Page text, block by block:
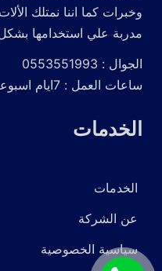
وخبرات كما اننا نمتلك
مدربة علي استخدامها
الجوال : 0553551993
ساعات العمل : 7ايام اسبوعيا / 24 ساعة يوميا
الخدمات
الخدمات
عن الشركة
سياسية الخصوصية